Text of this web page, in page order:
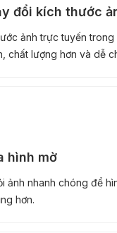
đổi kích thước
ảnh trực tuyến
chất lượng hơn và dễ
hình mờ
ảnh nhanh chóng để
hơn.